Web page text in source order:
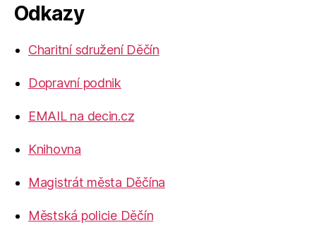
Odkazy
Charitní sdružení Děčín
Dopravní podnik
EMAIL na decin.cz
Knihovna
Magistrát města Děčína
Městská policie Děčín